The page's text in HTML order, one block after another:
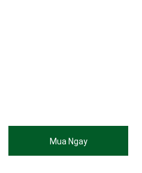
Mua Ngay